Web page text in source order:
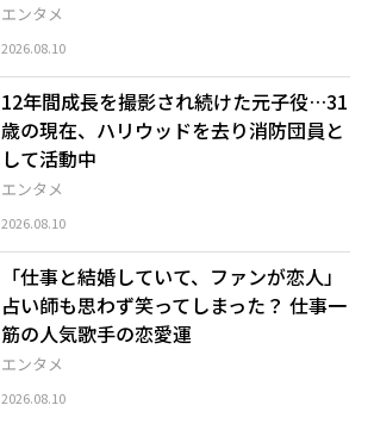
エンタメ
2026.08.10
エンタメ
12年間成長を撮影され続けた元子役…31
歳の現在、ハリウッドを去り消防団員と
して活動中
2026.08.10
エンタメ
「仕事と結婚していて、ファンが恋人」
占い師も思わず笑ってしまった？ 仕事一
筋の人気歌手の恋愛運
2026.08.10